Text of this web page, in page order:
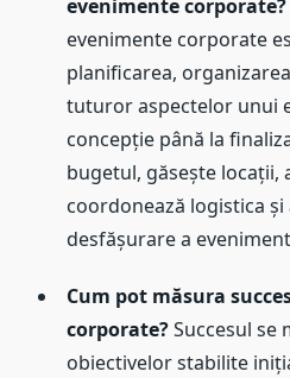
evenimente corporate?
evenimente corporate
planificarea,
tuturor aspectelor unui
concepție până la
bugetul, găsește locații,
coordonează logistica
desfășurare a
Cum pot măsura
corporate?Succesul se
obiectivelor stabilite